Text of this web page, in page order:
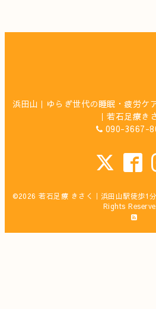
浜田山｜ゆらぎ世代の睡眠・疲労ケ
｜若石足療き
090-3667-
©2026若石足療 きさく｜浜田山駅徒歩1
Rights